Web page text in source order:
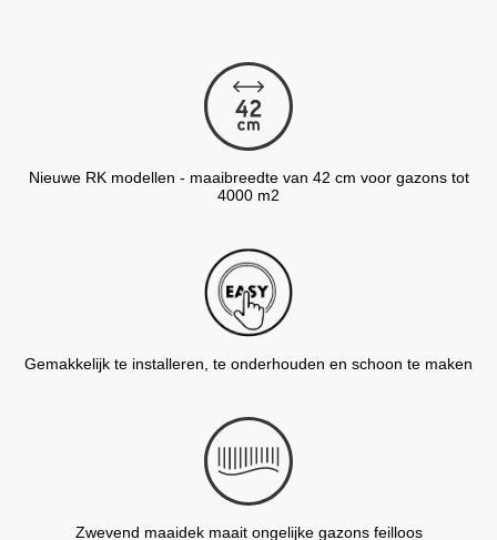
Nieuwe RK modellen - maaibreedte van 42 cm voor gazons tot
4000 m2
Gemakkelijk te installeren, te onderhouden en schoon te maken
Zwevend maaidek maait ongelijke gazons feilloos